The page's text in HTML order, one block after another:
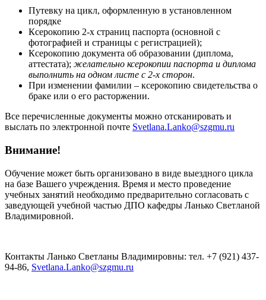
Путевку на цикл, оформленную в установленном
порядке
Ксерокопию 2-х страниц паспорта (основной с
фотографией и страницы с регистрацией);
Ксерокопию документа об образовании (диплома,
аттестата); желательно ксерокопии паспорта и диплома
выполнить на одном листе с 2-х сторон.
При изменении фамилии – ксерокопию свидетельства о
браке или о его расторжении.
Все перечисленные документы можно отсканировать и
выслать по электронной почте Svetlana.Lanko@szgmu.ru
Внимание!
Обучение может быть организовано в виде выездного цикла
на базе Вашего учреждения. Время и место проведение
учебных занятий необходимо предварительно согласовать с
заведующей учебной частью ДПО кафедры Ланько Светланой
Владимировной.
Контакты Ланько Светланы Владимировны: тел. +7 (921) 437-
94-86, Svetlana.Lanko@szgmu.ru